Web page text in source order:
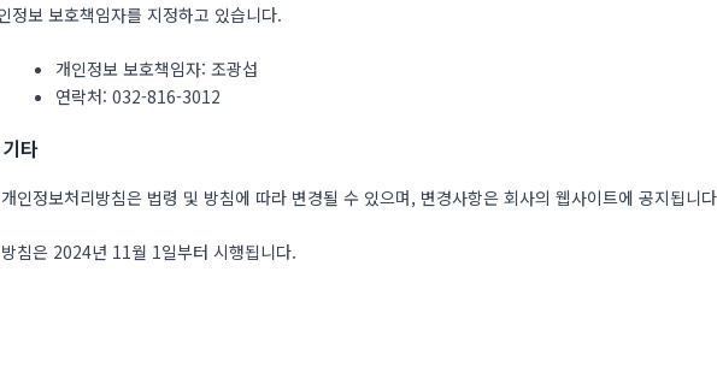
정보 보호책임자를 지정하고 있습니다.
개인정보 보호책임자: 조광섭
연락처: 032-816-3012
타
인정보처리방침은 법령 및 방침에 따라 변경될 수 있으며, 변경사항은 회사의 웹사이트에 공지됩니
침은 2024년 11월 1일부터 시행됩니다.